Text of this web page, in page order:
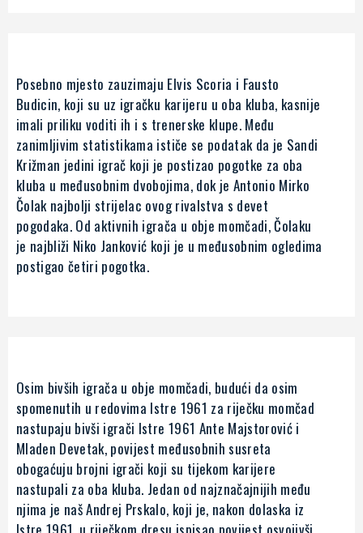
Posebno mjesto zauzimaju Elvis Scoria i Fausto
Budicin, koji su uz igračku karijeru u oba kluba, kasnije
imali priliku voditi ih i s trenerske klupe. Među
zanimljivim statistikama ističe se podatak da je Sandi
Križman jedini igrač koji je postizao pogotke za oba
kluba u međusobnim dvobojima, dok je Antonio Mirko
Čolak najbolji strijelac ovog rivalstva s devet
pogodaka. Od aktivnih igrača u obje momčadi, Čolaku
je najbliži Niko Janković koji je u međusobnim ogledima
postigao četiri pogotka.
Osim bivših igrača u obje momčadi, budući da osim
spomenutih u redovima Istre 1961 za riječku momčad
nastupaju bivši igrači Istre 1961 Ante Majstorović i
Mladen Devetak, povijest međusobnih susreta
obogaćuju brojni igrači koji su tijekom karijere
nastupali za oba kluba. Jedan od najznačajnijih među
njima je naš Andrej Prskalo, koji je, nakon dolaska iz